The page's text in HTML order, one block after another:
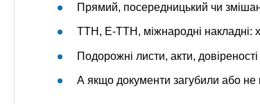
Прямий, посередницький чи
ТТН, Е-ТТН, міжнародні накладні:
Подорожні листи, акти,
А якщо документи загубили або не